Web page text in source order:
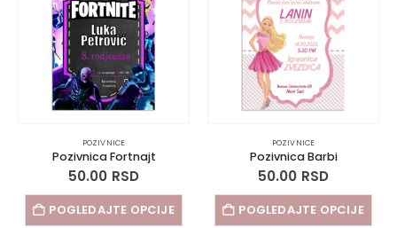
POZIVNICE
Pozivnica Fortnajt
50.00 RSD
POGLEDAJTE OPCIJE
POZIVNICE
Pozivnica Barbi
50.00 RSD
POGLEDAJTE OPCIJE